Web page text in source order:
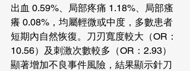
出血 0.59%、局部疼痛 1.18%、局部瘙
癢 0.08%，均屬輕微或中度，多數患者
短期內自然恢復。刀刃寬度較大（OR：
10.56）及刺激次數較多（OR：2.93）
顯著增加不良事件風險，結果顯示針刀